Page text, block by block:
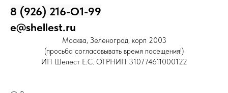
8 (926) 216-О1-99
e@shellest.ru
Москва, Зеленоград, корп 2003
(просьба согласовывать время посещения!)
ИП Шелест Е.С. ОГРНИП 310774611000122